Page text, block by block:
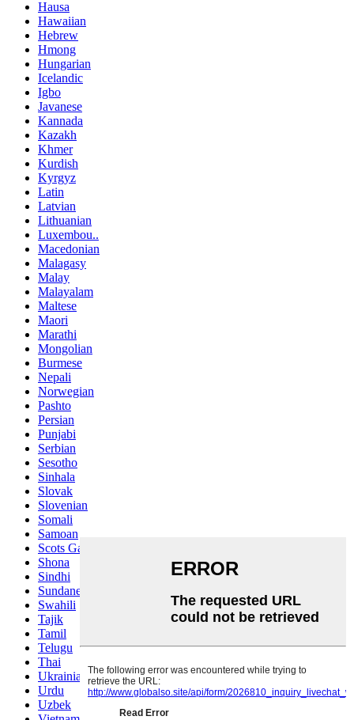
Hausa
Hawaiian
Hebrew
Hmong
Hungarian
Icelandic
Igbo
Javanese
Kannada
Kazakh
Khmer
Kurdish
Kyrgyz
Latin
Latvian
Lithuanian
Luxembou..
Macedonian
Malagasy
Malay
Malayalam
Maltese
Maori
Marathi
Mongolian
Burmese
Nepali
Norwegian
Pashto
Persian
Punjabi
Serbian
Sesotho
Sinhala
Slovak
Slovenian
Somali
Samoan
Scots Gaelic
Shona
Sindhi
Sundanese
Swahili
Tajik
Tamil
Telugu
Thai
Ukrainian
Urdu
Uzbek